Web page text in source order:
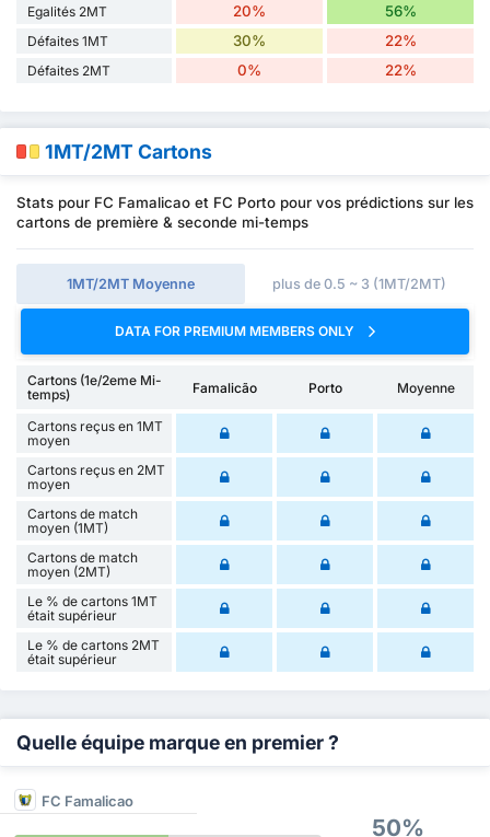
Egalités 2MT 20% 56%
Défaites 1MT 30% 22%
Défaites 2MT 0% 22%
1MT/2MT Cartons
Stats pour FC Famalicao et FC Porto pour vos prédictions sur les
cartons de première & seconde mi-temps
1MT/2MT Moyenne plus de 0.5 ~ 3 (1MT/2MT)
DATA FOR PREMIUM MEMBERS ONLY
Cartons (1e/2eme Mi-
temps)
Famalicão Porto Moyenne
Cartons reçus en 1MT
moyen
Cartons reçus en 2MT
moyen
Cartons de match
moyen (1MT)
Cartons de match
moyen (2MT)
Le % de cartons 1MT
était supérieur
Le % de cartons 2MT
était supérieur
Quelle équipe marque en premier ?
FC Famalicao
50%